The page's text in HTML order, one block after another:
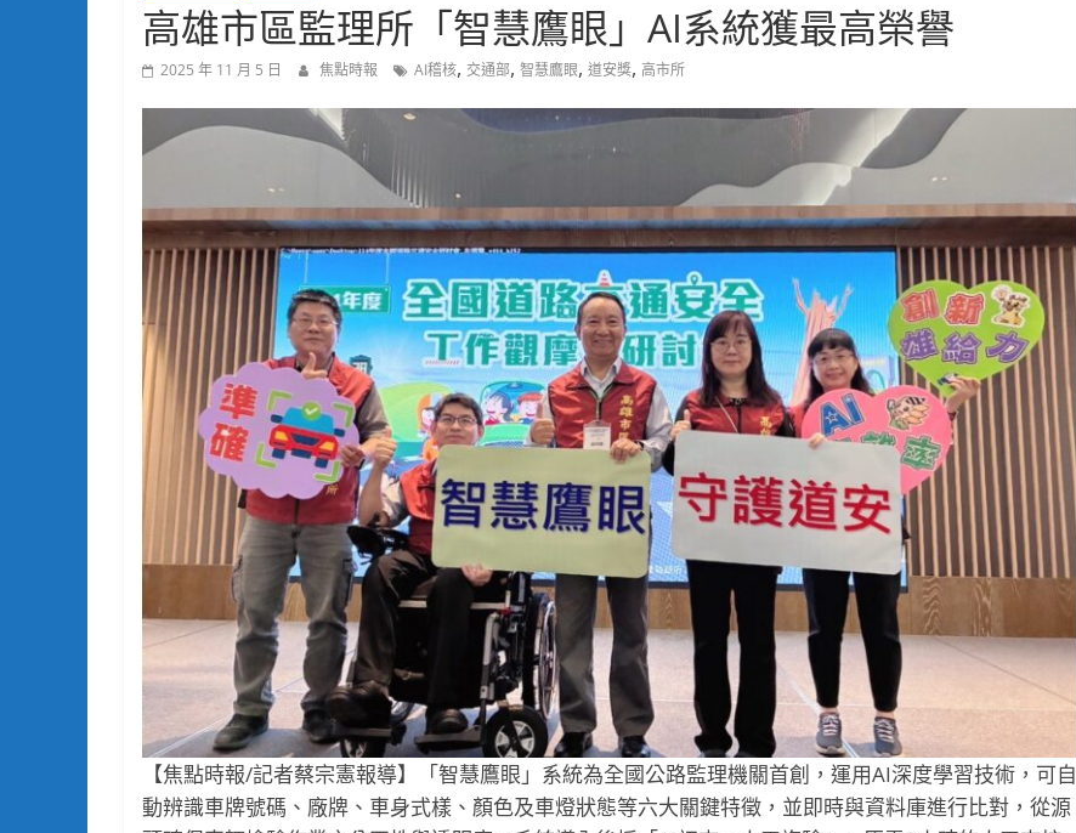
高雄市區監理所「智慧鷹眼」AI系統獲最高榮譽
2025 年 11 月 5 日 焦點時報 AI稽核, 交通部, 智慧鷹眼, 道安獎, 高市所
【焦點時報/記者蔡宗憲報導】「智慧鷹眼」系統為全國公路監理機關首創，運用AI深度學習技術，可自
動辨識車牌號碼、廠牌、車身式樣、顏色及車燈狀態等六大關鍵特徵，並即時與資料庫進行比對，從源